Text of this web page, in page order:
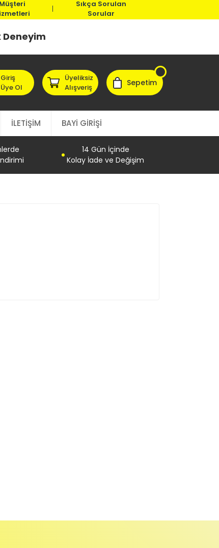
Müşteri
Sıkça Sorulan
Sorular
Deneyim
Giriş
Üye Ol
Üyeliksiz
Alışveriş
Sepetim
İLETİŞİM BAYİ GİRİŞİ
14 Gün İçinde
Kolay İade ve Değişim